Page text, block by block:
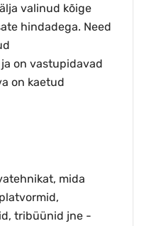
valinud kõige
hindadega. Need
on vastupidavad
on kaetud
mida
tribüünid jne -